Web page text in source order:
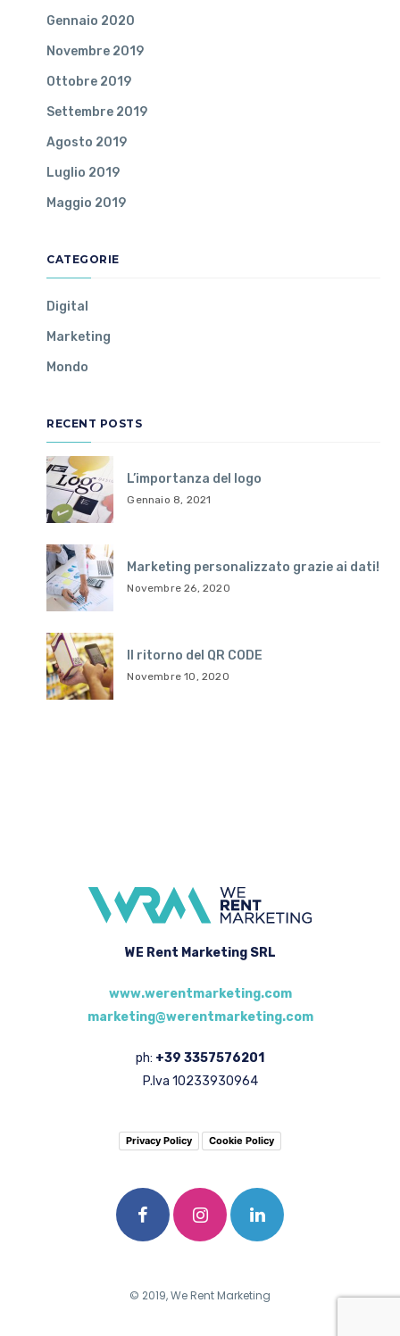
Gennaio 2020
Novembre 2019
Ottobre 2019
Settembre 2019
Agosto 2019
Luglio 2019
Maggio 2019
CATEGORIE
Digital
Marketing
Mondo
RECENT POSTS
L’importanza del logo
Gennaio 8, 2021
Marketing personalizzato grazie ai dati!
Novembre 26, 2020
Il ritorno del QR CODE
Novembre 10, 2020
WE Rent Marketing SRL
www.werentmarketing.com
marketing@werentmarketing.com
ph: +39 3357576201
P.Iva 10233930964
Privacy Policy Cookie Policy
© 2019, We Rent Marketing